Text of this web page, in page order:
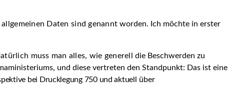
Daten sind genannt worden. Ich möchte in erster
muss man alles, wie generell
die Beschwerden zu
und diese vertreten den Standpunkt: Das ist eine
bei Drucklegung 750 und aktuell
über